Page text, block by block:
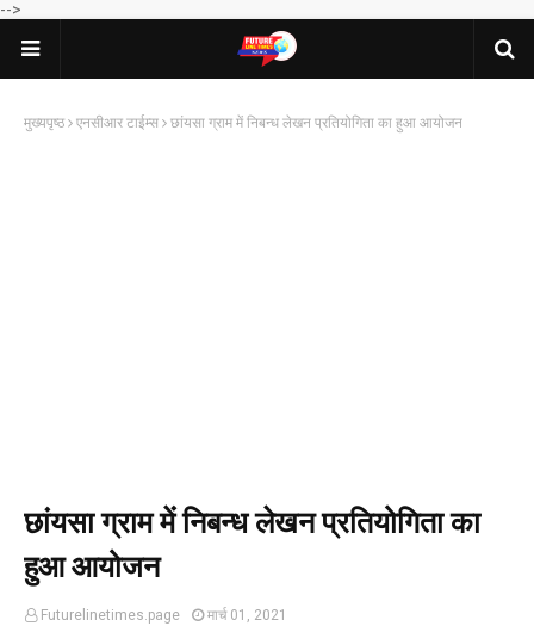
-->
मुख्यपृष्ठ एनसीआर टाईम्स छांयसा ग्राम में निबन्ध लेखन प्रतियोगिता का हुआ आयोजन
छांयसा ग्राम में निबन्ध लेखन प्रतियोगिता का
हुआ आयोजन
Futurelinetimes.page मार्च 01, 2021